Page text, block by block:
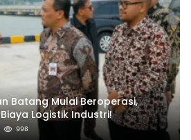
Batang Mulai Beroperasi,
Logistik Industri!
998